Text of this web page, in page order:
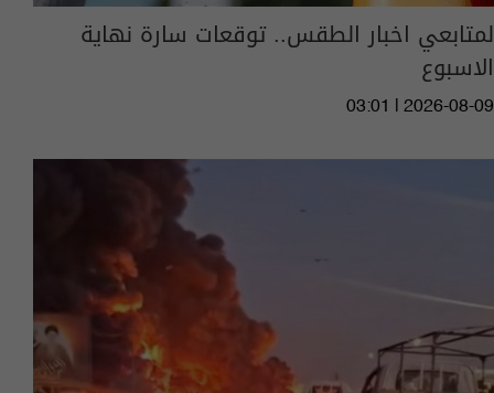
لمتابعي اخبار الطقس.. توقعات سارة نهاية
الاسبوع
03:01 | 2026-08-09